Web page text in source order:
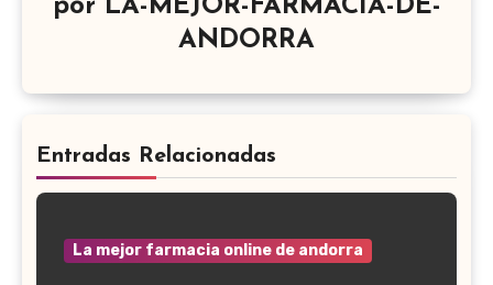
por LA-MEJOR-FARMACIA-DE-
ANDORRA
Entradas Relacionadas
La mejor farmacia online de andorra